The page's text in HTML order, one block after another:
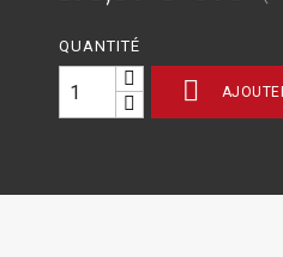
QUANTITÉ
